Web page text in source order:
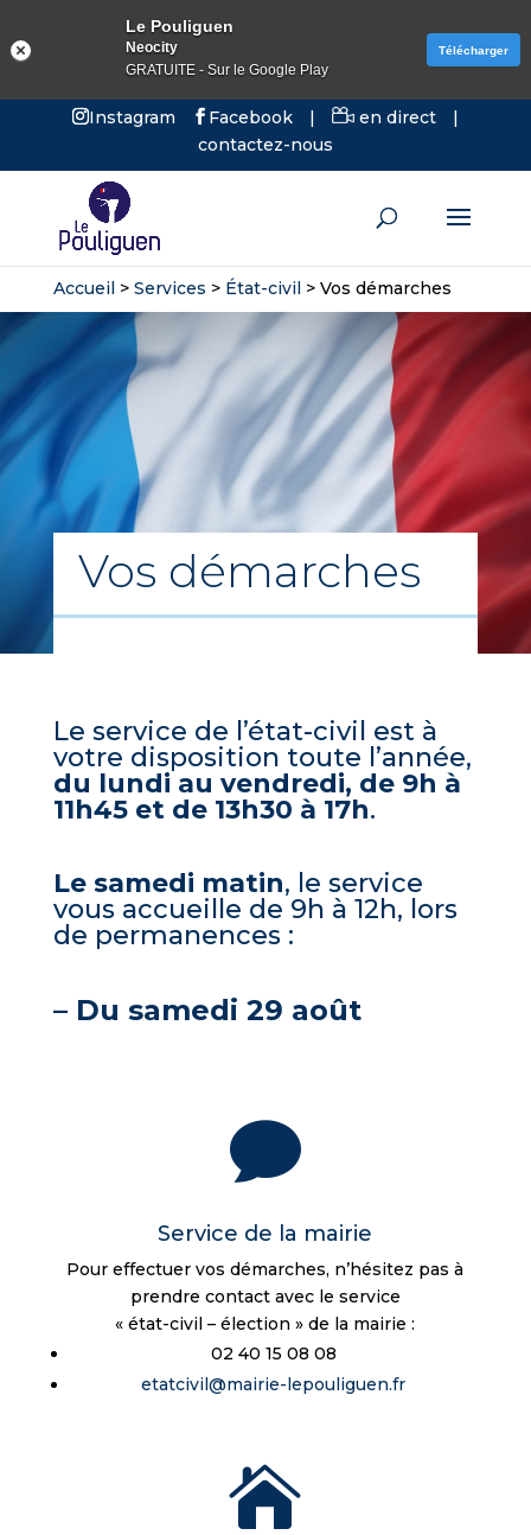
Instagram Facebook | en direct
|
contactez-nous
Accueil> Services > État-civil> Vos démarches
Vos démarches
Le service de l’état-civil est à
votre disposition toute l’année,
du lundi au vendredi, de 9h à
11h45 et de 13h30 à 17h.
Le samedi matin, le service
vous accueille de 9h à 12h, lors
de permanences :
– Du samedi 29 août

Service de la mairie
Pour effectuer vos démarches, n’hésitez pas à
prendre contact avec le service
« état-civil – élection » de la mairie :
02 40 15 08 08
etatcivil@mairie-lepouliguen.fr

Le Pouliguen
Neocity
GRATUITE - Sur le Google Play
Télécharger